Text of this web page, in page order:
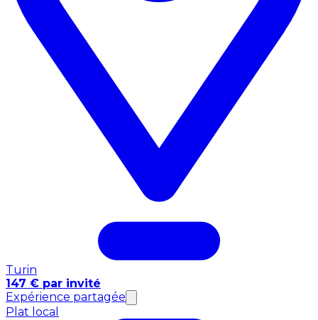
Turin
147 € par invité
Expérience partagée
Plat local